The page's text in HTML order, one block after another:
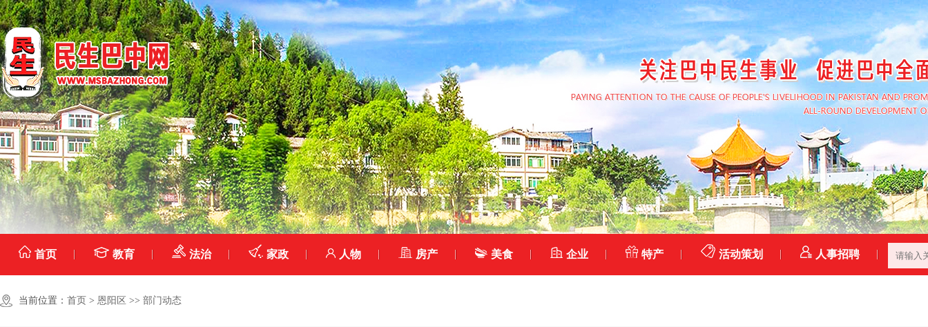
首页 教育 法治 家政 人物 房产 美食 企业 特产 活动策划 人事招聘
当前位置： 首页 > 恩阳区 >> 部门动态